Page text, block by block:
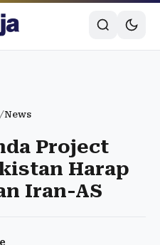
/News
Project
Harap
Iran-AS